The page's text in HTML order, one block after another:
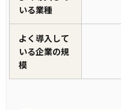
いる業種
よく導入して
いる企業の規
模